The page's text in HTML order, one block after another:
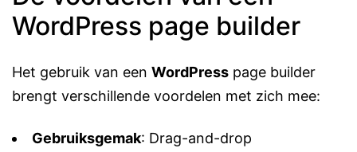
WordPress page builder
Het gebruik van een WordPress page builder
brengt verschillende voordelen met zich mee:
Gebruiksgemak: Drag-and-drop